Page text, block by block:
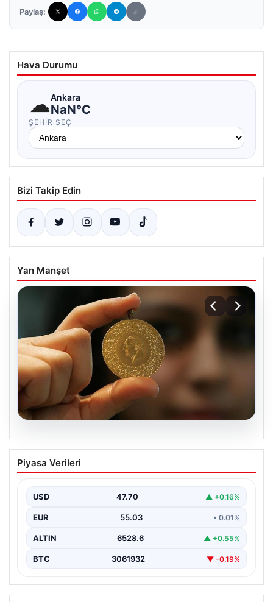
Paylaş:
Hava Durumu
☁Ankara
NaN°C
ŞEHIR SEÇ
Bizi Takip Edin
Yan Manşet
06.08.2026
22 Mayıs 2026 Güncel Altın Fiyatları ve
Analizi
hareketlilik yatırımcıların ve ilgili piyasa uzmanlarının
en…
Piyasa Verileri
USD 47.70 ▲ +0.16%
EUR 55.03 • 0.01%
ALTIN 6528.6 ▲ +0.55%
BTC 3061932 ▼ -0.19%